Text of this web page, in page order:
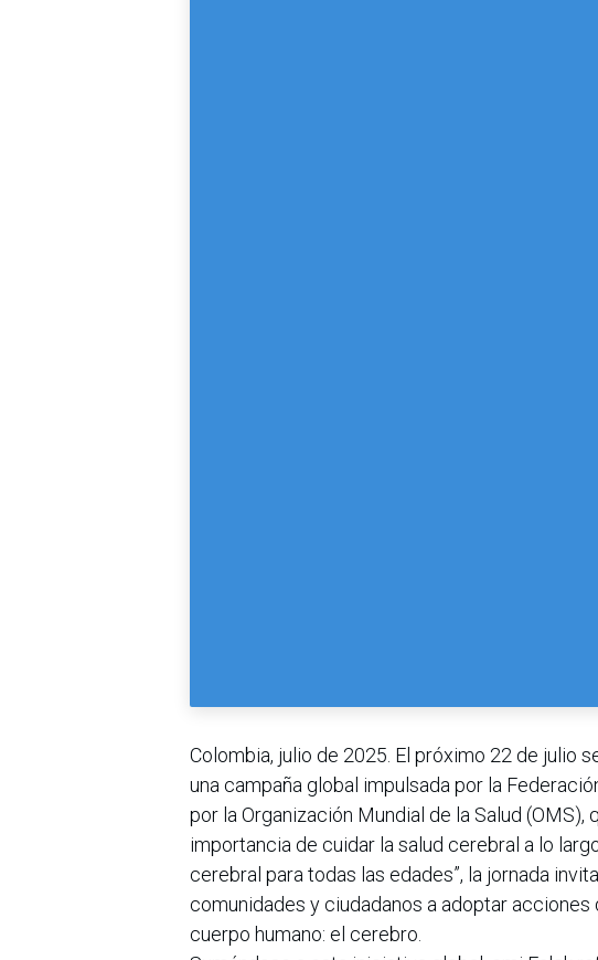
Colombia, julio de 2025. El próximo 22 de julio
una campaña global impulsada por la
por la Organización Mundial de la Salud
importancia de cuidar la salud cerebral a lo
cerebral para todas las edades”, la jornada
comunidades y ciudadanos a adoptar
cuerpo humano: el cerebro.